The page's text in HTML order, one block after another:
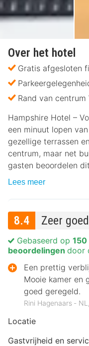
Over het hotel
Gratis afgesloten
Rand van centrum
Hampshire Hotel –
een minuut lopen
gezellige terrassen
centrum, maar net
gasten beoordelen
Lees meer
8.4 Zeer goed
Locatie
Gastvrijheid en
Gebaseerd op 150
beoordelingen door
Een prettig
Mooie kamer en
goed geregeld.
Rini Hagenaars ‐